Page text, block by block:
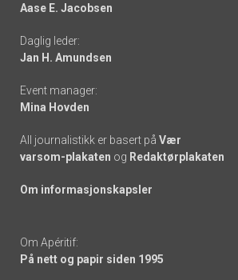
-
links
Aase E. Jacobsen
Daglig leder:
Jan H. Amundsen
Event manager:
Mina Hovden
All journalistikk er basert på Vær
varsom-plakaten og Redaktørplakaten
Om informasjonskapsler
Om Apéritif:
På nett og papir siden 1995